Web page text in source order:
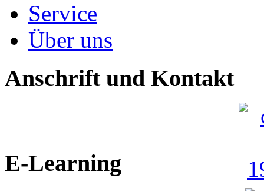
Service
Über uns
Anschrift und Kontakt
E-Learning